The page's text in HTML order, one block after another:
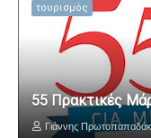
τουρισμός
55 Πρακτικές
Γιάννης